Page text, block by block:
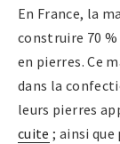
En France, la
construire 70
en pierres. Ce
dans la
leurs pierres
cuite ; ainsi